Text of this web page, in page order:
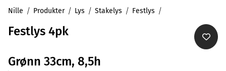
Nille Produkter Lys Stakelys Festlys
Festlys 4pk
Grønn 33cm, 8,5h